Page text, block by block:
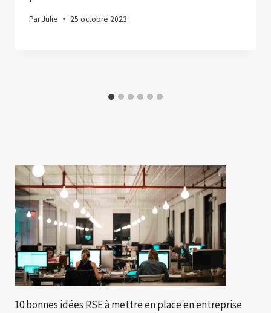
ParJulie 25 octobre 2023
10 bonnes idées RSE à mettre en place en entreprise